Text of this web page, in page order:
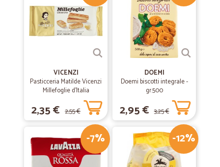
VICENZI
Pasticceria Matilde Vicenzi
Millefoglie d'Italia
Classiche 125 gr.
2,35 € 2,55 €
DOEMI
Doemi biscotti integrale -
gr.500
2,95 € 3,25 €
-7% -12%